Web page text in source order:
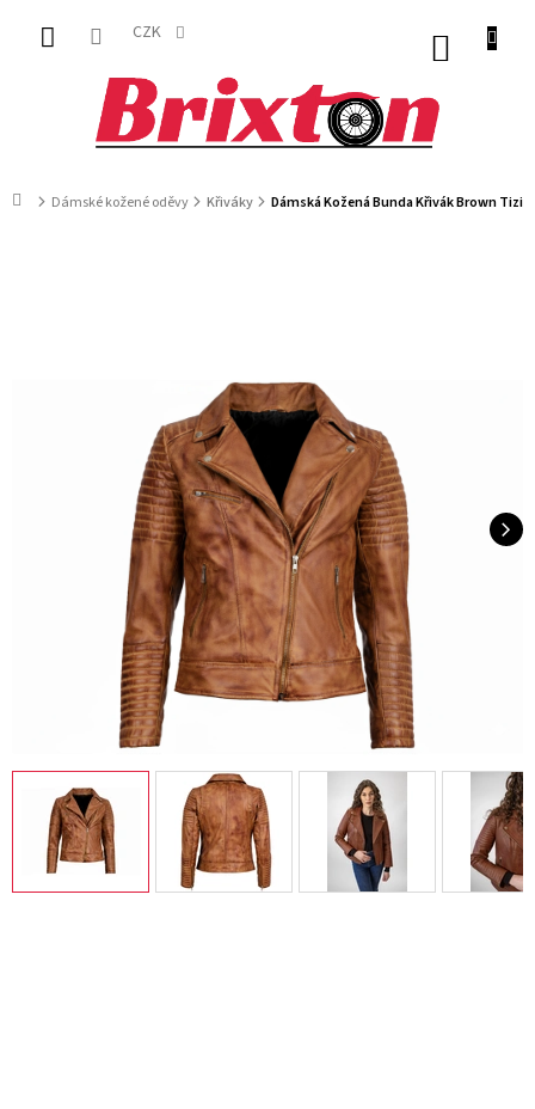
obsah
CZK
DomůDámské kožené oděvy Křiváky Dámská Kožená Bunda Křivák Brown